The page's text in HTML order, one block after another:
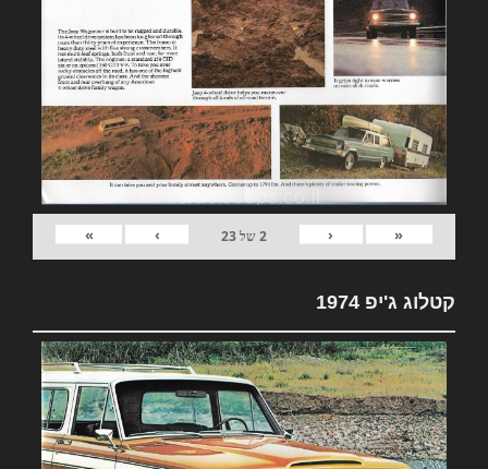
«
‹
2של23
›
»
קטלוג ג'יפ 1974